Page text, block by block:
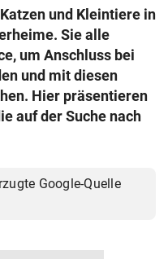
2026
und Kleintiere in
Sie alle
um Anschluss bei
und mit diesen
Hier präsentieren
auf der Suche nach
Google-Quelle